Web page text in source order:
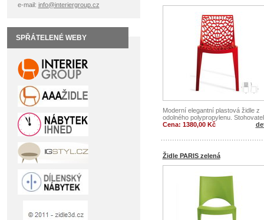
e-mail: info@interiergroup.cz
SPŘÁTELENÉ WEBY
Moderní elegantní plastová židle z
odolného polypropylenu.
Cena: 1380,00 Kč
Židle PARIS zelená